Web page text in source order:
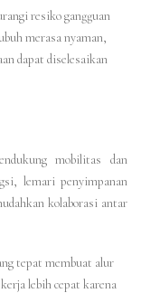
resiko gangguan
merasa nyaman,
dapat diselesaikan
mobilitas dan
lemari penyimpanan
kolaborasi antar
tepat membuat alur
lebih cepat karena